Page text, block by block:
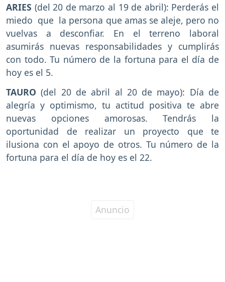
ARIES (del 20 de marzo al 19 de abril): Perderás el
miedo que la persona que amas se aleje, pero no
vuelvas a desconfiar. En el terreno laboral
asumirás nuevas responsabilidades y cumplirás
con todo. Tu número de la fortuna para el día de
hoy es el 5.
TAURO (del 20 de abril al 20 de mayo): Día de
alegría y optimismo, tu actitud positiva te abre
nuevas opciones amorosas. Tendrás la
oportunidad de realizar un proyecto que te
ilusiona con el apoyo de otros. Tu número de la
fortuna para el día de hoy es el 22.